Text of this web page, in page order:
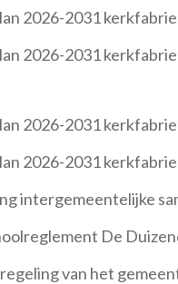
2026-2031
2026-2031
2026-2031
2026-2031
intergemeentelijke
De
van het